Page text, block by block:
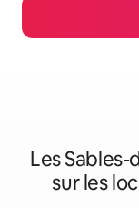
Les
sur les